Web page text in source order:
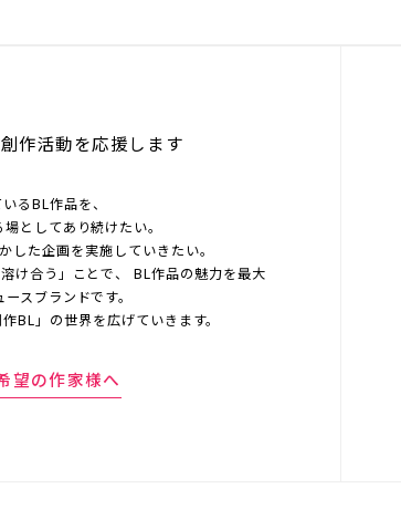
創作活動を応援します
るBL作品を、
としてあり続けたい。
した企画を実施していきたい。
け合う」ことで、 BL作品の魅力を最大
スブランドです。
BL」の世界を広げていきます。
望の作家様へ